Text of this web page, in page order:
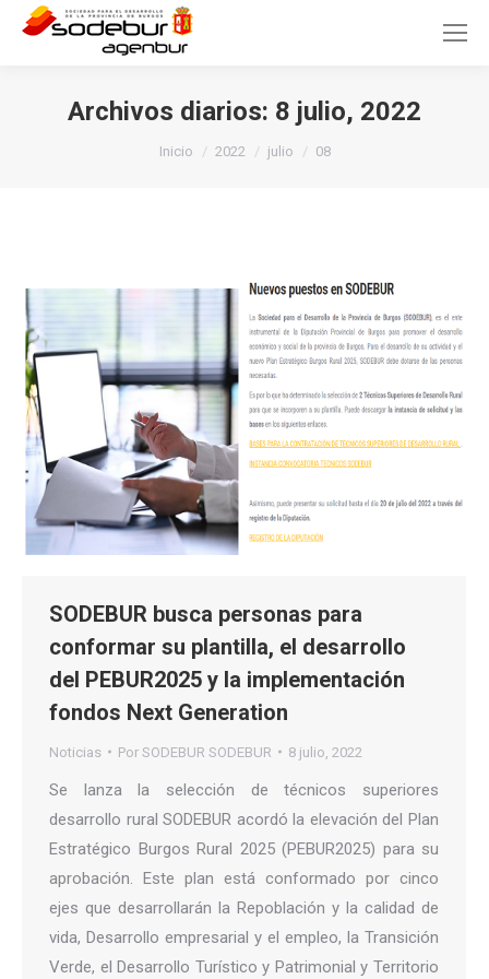
Archivos diarios: 8 julio, 2022
Inicio 2022 julio 08
SODEBUR busca personas para
conformar su plantilla, el desarrollo
del PEBUR2025 y la implementación
fondos Next Generation
Noticias Por SODEBUR SODEBUR 8 julio, 2022
Se lanza la selección de técnicos superiores
desarrollo rural SODEBUR acordó la elevación del Plan
Estratégico Burgos Rural 2025 (PEBUR2025) para su
aprobación. Este plan está conformado por cinco
ejes que desarrollarán la Repoblación y la calidad de
vida, Desarrollo empresarial y el empleo, la Transición
Verde, el Desarrollo Turístico y Patrimonial y Territorio